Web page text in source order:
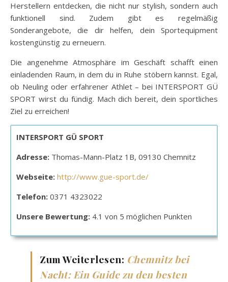
Herstellern entdecken, die nicht nur stylish, sondern auch
funktionell sind. Zudem gibt es regelmäßig
Sonderangebote, die dir helfen, dein Sportequipment
kostengünstig zu erneuern.
Die angenehme Atmosphäre im Geschäft schafft einen
einladenden Raum, in dem du in Ruhe stöbern kannst. Egal,
ob Neuling oder erfahrener Athlet – bei INTERSPORT GÜ
SPORT wirst du fündig. Mach dich bereit, dein sportliches
Ziel zu erreichen!
INTERSPORT GÜ SPORT
Adresse: Thomas-Mann-Platz 1B, 09130 Chemnitz
Webseite: http://www.gue-sport.de/
Telefon: 0371 4323022
Unsere Bewertung: 4.1 von 5 möglichen Punkten
Zum Weiterlesen: Chemnitz bei
Nacht: Ein Guide zu den besten